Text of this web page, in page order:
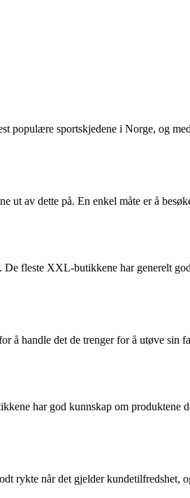
sportskjedene i Norge, og
av dette på. En enkel måte er å
fleste XXL-butikkene har generelt
å handle det de trenger for å utøve
har god kunnskap om produktene
når det gjelder kundetilfredshet,